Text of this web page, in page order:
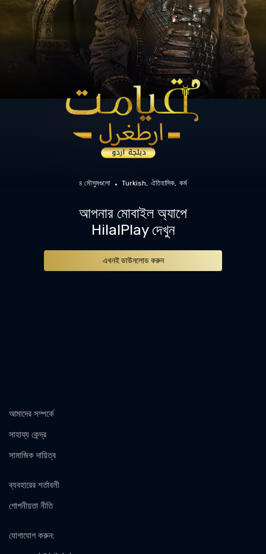
৪ মৌসুমগুলো Turkish ঐতিহাসিক কর্ম
আপনার মোবাইল অ্যাপে
HilalPlay দেখুন
এখনই ডাউনলোড করুন
আমাদের সম্পর্কে
সাহায্য কেন্দ্র
সামাজিক দায়িত্ব
ব্যবহারের শর্তাবলী
গোপনীয়তা নীতি
যোগাযোগ করুন: